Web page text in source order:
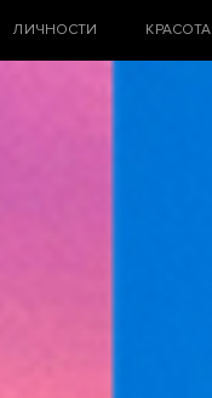
ЛИЧНОСТИ КРАСОТА